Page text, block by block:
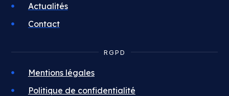
Actualités
Contact
RGPD
Mentions légales
Politique de confidentialité